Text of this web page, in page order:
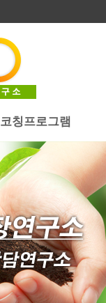
코칭프로그램